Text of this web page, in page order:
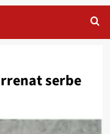
serbe